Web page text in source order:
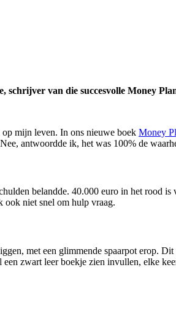
schrijver van die succesvolle Money
mijn leven. In ons nieuwe boek Money
antwoordde ik, het was 100% de
belandde. 40.000 euro in het rood
ook niet snel om hulp vraag.
met een glimmende spaarpot erop.
zwart leer boekje zien invullen, elke